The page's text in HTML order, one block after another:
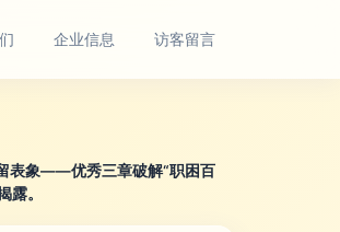
企业信息 访客留言
表象——优秀三章破解“职困百
露。